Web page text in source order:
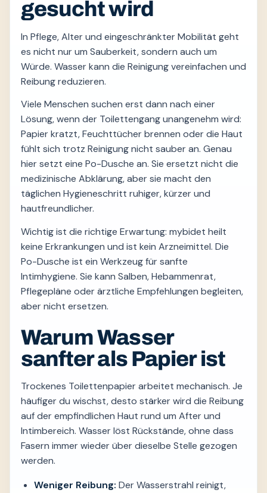
gesucht wird
In Pflege, Alter und eingeschränkter Mobilität geht
es nicht nur um Sauberkeit, sondern auch um
Würde. Wasser kann die Reinigung vereinfachen und
Reibung reduzieren.
Viele Menschen suchen erst dann nach einer
Lösung, wenn der Toilettengang unangenehm wird:
Papier kratzt, Feuchttücher brennen oder die Haut
fühlt sich trotz Reinigung nicht sauber an. Genau
hier setzt eine Po-Dusche an. Sie ersetzt nicht die
medizinische Abklärung, aber sie macht den
täglichen Hygieneschritt ruhiger, kürzer und
hautfreundlicher.
Wichtig ist die richtige Erwartung: mybidet heilt
keine Erkrankungen und ist kein Arzneimittel. Die
Po-Dusche ist ein Werkzeug für sanfte
Intimhygiene. Sie kann Salben, Hebammenrat,
Pflegepläne oder ärztliche Empfehlungen begleiten,
aber nicht ersetzen.
Warum Wasser
sanfter als Papier ist
Trockenes Toilettenpapier arbeitet mechanisch. Je
häufiger du wischst, desto stärker wird die Reibung
auf der empfindlichen Haut rund um After und
Intimbereich. Wasser löst Rückstände, ohne dass
Fasern immer wieder über dieselbe Stelle gezogen
werden.
Weniger Reibung: Der Wasserstrahl reinigt,